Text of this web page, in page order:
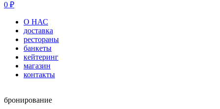
0 ₽
О НАС
доставка
рестораны
банкеты
кейтеринг
магазин
контакты
бронирование